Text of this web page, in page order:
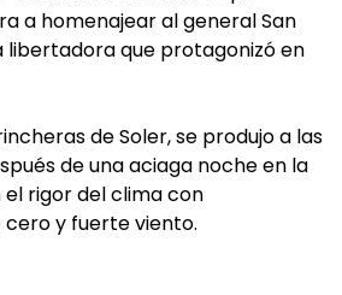
a homenajear al general San
que protagonizó en
de Soler, se produjo a las
de una aciaga noche en la
rigor del clima con
y fuerte viento.